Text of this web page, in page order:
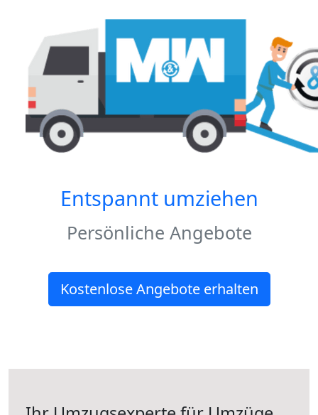
Entspannt umziehen
Persönliche Angebote
Kostenlose Angebote erhalten